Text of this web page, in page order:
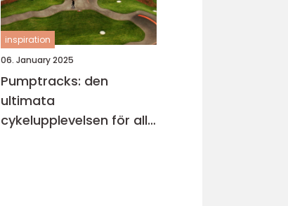
inspiration
06. January 2025
Pumptracks: den
ultimata
cykelupplevelsen för alla